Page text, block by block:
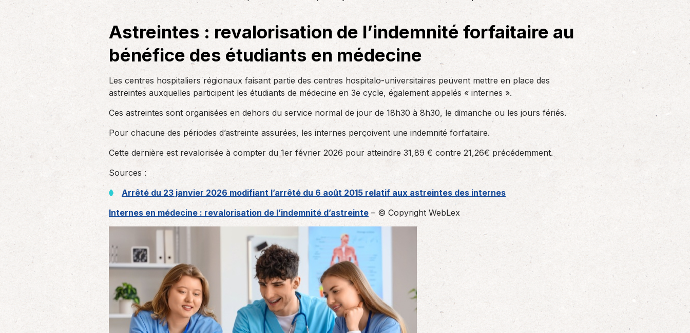
un nouvel associé…
de producteurs ou…
Accompagnement des
En tant qu’employeur, vous êtes soumis
à des obligations et à une légalisation
Solutions informatiques
Notre volonté de renforcer l’autonomie
de nos adhérents dans la tenue de leur
Astreintes : revalorisation de l’indemnité forfaitaire au
bénéfice des étudiants en médecine
Les centres hospitaliers régionaux faisant partie des centres hospitalo-universitaires peuvent mettre en place des
astreintes auxquelles participent les étudiants de médecine en 3e cycle, également appelés « internes ».
Ces astreintes sont organisées en dehors du service normal de jour de 18h30 à 8h30, le dimanche ou les jours fériés.
Pour chacune des périodes d’astreinte assurées, les internes perçoivent une indemnité forfaitaire.
Cette dernière est revalorisée à compter du 1er février 2026 pour atteindre 31,89 € contre 21,26€ précédemment.
Sources :
Arrêté du 23 janvier 2026 modifiant l’arrêté du 6 août 2015 relatif aux astreintes des internes
Internes en médecine : revalorisation de l’indemnité d’astreinte – © Copyright WebLex